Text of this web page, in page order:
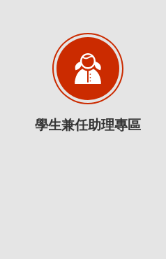
學生兼任助理專區